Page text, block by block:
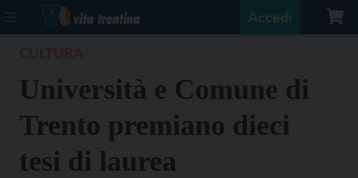
Accedi
Università e Comune di
Trento premiano dieci
tesi di laurea